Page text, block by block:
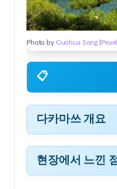
Photo by Guohua Song (
📋
다카마쓰 개요
현장에서 느낀 점
다카마쓰 개요
현장에서 느낀